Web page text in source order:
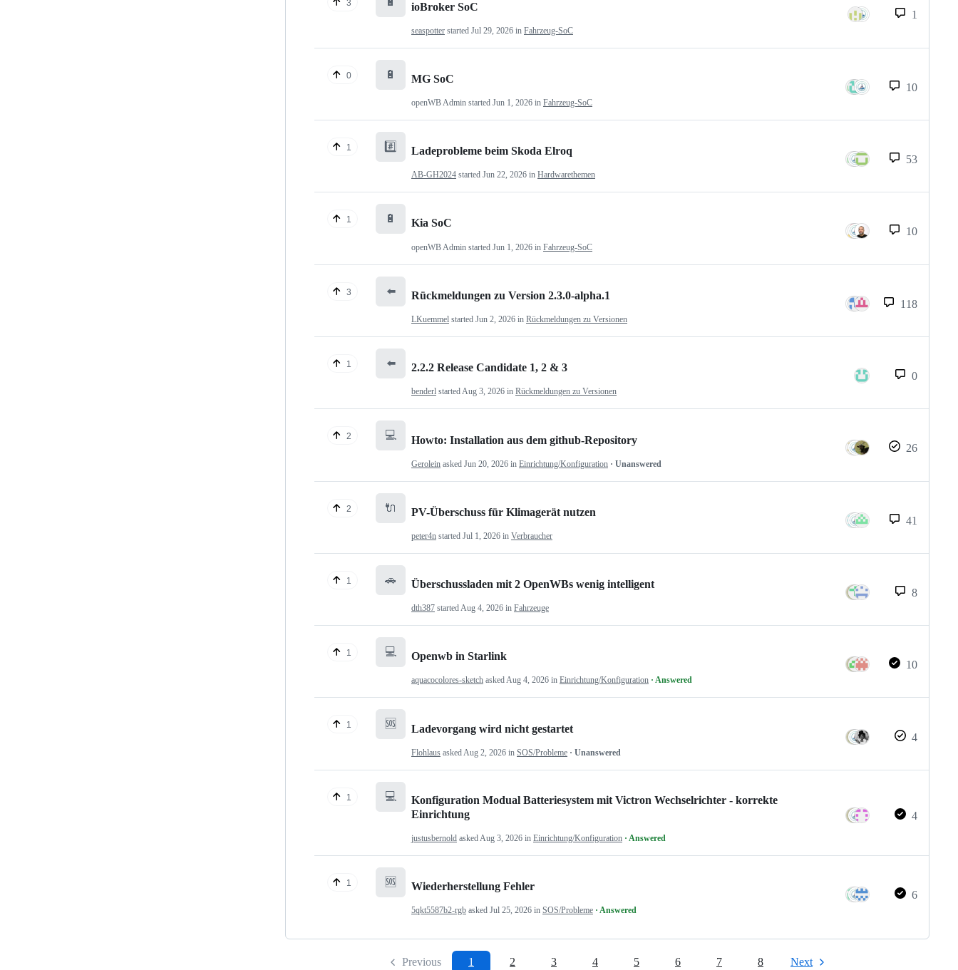
3 ioBroker SoC
seaspotter started Jul 29, 2026 in Fahrzeug-SoC
1
0 🔋 MG SoC
openWB Admin started Jun 1, 2026 in Fahrzeug-SoC
10
1 #️⃣ Ladeprobleme beim Skoda Elroq
AB-GH2024 started Jun 22, 2026 in Hardwarethemen
53
1 🔋 Kia SoC
openWB Admin started Jun 1, 2026 in Fahrzeug-SoC
10
3 ⬅️ Rückmeldungen zu Version 2.3.0-alpha.1
LKuemmel started Jun 2, 2026 in Rückmeldungen zu Versionen
118
1 ⬅️ 2.2.2 Release Candidate 1, 2 & 3
benderl startedAug 3, 2026 in Rückmeldungen zu Versionen
0
2 💻 Howto: Installation aus dem github-Repository
Gerolein asked Jun 20, 2026 in Einrichtung/Konfiguration · Unanswered
26
2 🔌 PV-Überschuss für Klimagerät nutzen
peter4n started Jul 1, 2026 in Verbraucher
41
1 🚗 Überschussladen mit 2 OpenWBs wenig intelligent
dth387 startedAug 4, 2026 in Fahrzeuge
8
1 💻 Openwb in Starlink
aquacocolores-sketch askedAug 4, 2026 in Einrichtung/Konfiguration · Answered
10
1 🆘 Ladevorgang wird nicht gestartet
Flohlaus askedAug 2, 2026 in SOS/Probleme · Unanswered
4
1 💻
Konfiguration Modual Batteriesystem mit Victron Wechselrichter - korrekte
Einrichtung
justusbernold askedAug 3, 2026 in Einrichtung/Konfiguration · Answered
4
1 🆘 Wiederherstellung Fehler
5qkt5587b2-rgb asked Jul 25, 2026 in SOS/Probleme · Answered
6
Previous 1 2 3 4 5 6 7 8 Next